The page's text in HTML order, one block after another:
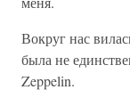
Вокруг нас
была не
Zeppelin.